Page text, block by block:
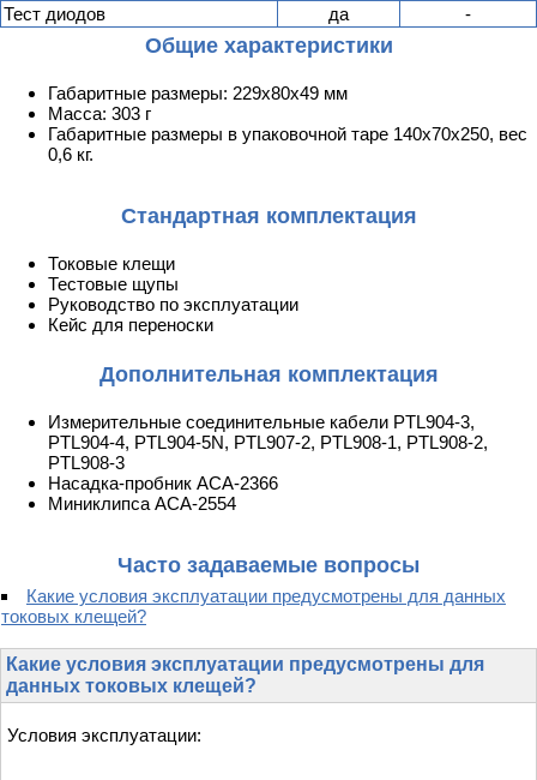
Тест диодов
да -
Общие характеристики
Габаритные размеры: 229х80х49 мм
Масса: 303 г
Габаритные размеры в упаковочной таре 140х70х250, вес
0,6 кг.
Стандартная комплектация
Токовые клещи
Тестовые щупы
Руководство по эксплуатации
Кейс для переноски
Дополнительная комплектация
Измерительные соединительные кабели PTL904-3,
PTL904-4, PTL904-5N, PTL907-2, PTL908-1, PTL908-2,
PTL908-3
Насадка-пробник АСА-2366
Миниклипса АСА-2554
Часто задаваемые вопросы
Какие условия эксплуатации предусмотрены для данных
токовых клещей?
Какие условия эксплуатации предусмотрены для
данных токовых клещей?
Условия эксплуатации: